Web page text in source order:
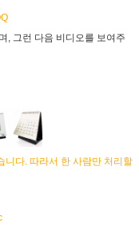
, 그런 다음 비디오를 보여주
니다. 따라서 한 사람만 처리할